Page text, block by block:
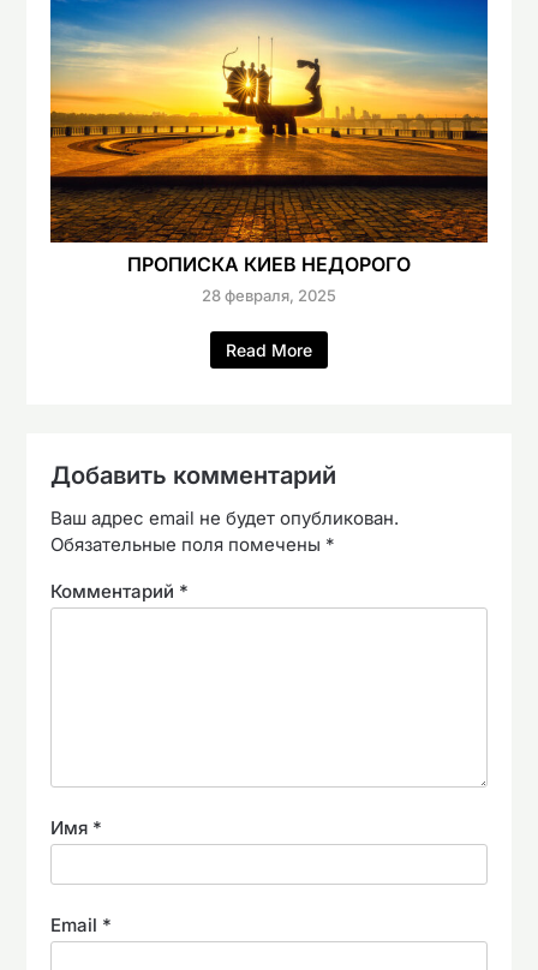
ПРОПИСКА КИЕВ НЕДОРОГО
28 февраля, 2025
Read More
Добавить комментарий
Ваш адрес email не будет опубликован.
Обязательные поля помечены *
Комментарий *
Имя *
Email *